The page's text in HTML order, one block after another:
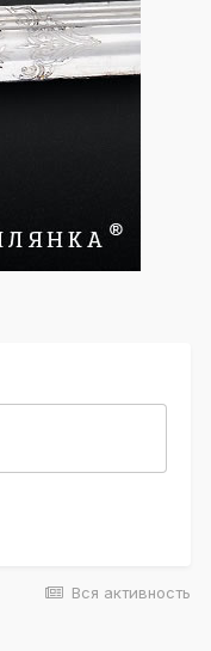
Вся активность